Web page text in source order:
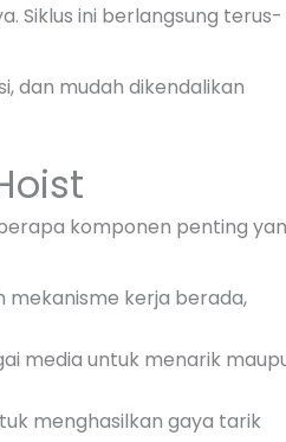
Siklus ini berlangsung terus-
dan mudah dikendalikan
komponen penting
kerja berada,
media untuk menarik
menghasilkan gaya tarik